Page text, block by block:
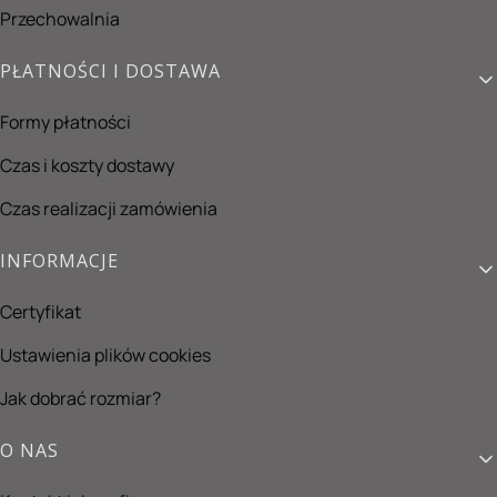
Przechowalnia
PŁATNOŚCI I DOSTAWA
Formy płatności
Czas i koszty dostawy
Czas realizacji zamówienia
INFORMACJE
Certyfikat
Ustawienia plików cookies
Jak dobrać rozmiar?
O NAS